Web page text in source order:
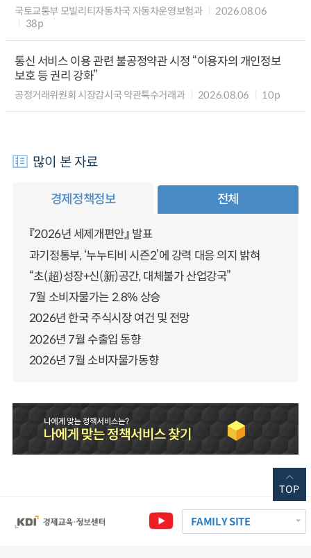
국토교통부 모빌리티자동차국 자동차운영보험과
2026.08.06
38p
통신 서비스 이용 관련 불공정약관 시정 “이용자의 개인정보
보호 등 권리 강화”
공정거래위원회 시장감시국 약관특수거래과 2026.08.06 10p
많이 본 자료
경제정책정보 전체
『2026년 세제개편안』 발표
과기정통부, ‘누누티비 시즌2’에 강력 대응 의지 밝혀
“초(超)성장+신(新)공간, 대체불가 산업강국”
7월 소비자물가는 2.8% 상승
2026년 한국 주식시장 여건 및 전망
2026년 7월 수출입 동향
2026년 7월 소비자물가동향
FAMILY SITE
TOP